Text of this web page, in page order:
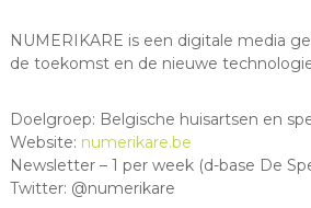
in
Healthcare
NUMERIKARE is een digitale media
de toekomst en de nieuwe
Doelgroep: Belgische huisartsen en
Website: numerikare.be
Newsletter – 1 per week (d-base De
Twitter: @numerikare